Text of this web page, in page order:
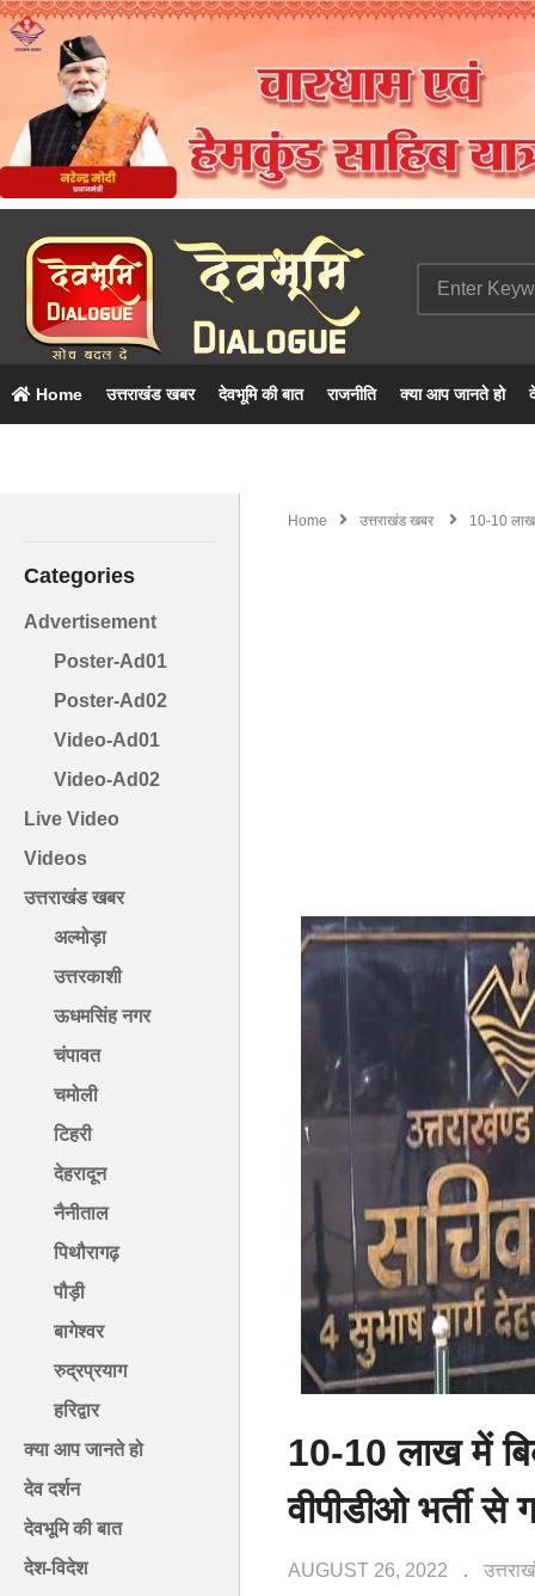
Home उत्तराखंड खबर देवभूमि की बात राजनीति क्या आप जानते हो
Categories
Advertisement
Poster-Ad01
Poster-Ad02
Video-Ad01
Video-Ad02
Live Video
Videos
उत्तराखंड खबर
अल्मोड़ा
उत्तरकाशी
ऊधमसिंह नगर
चंपावत
चमोली
टिहरी
देहरादून
नैनीताल
पिथौरागढ़
पौड़ी
बागेश्वर
रुद्रप्रयाग
हरिद्वार
क्या आप जानते हो
देव दर्शन
देवभूमि की बात
देश-विदेश
Home उत्तराखंड खबर 10-10 लाख
10-10 लाख में
वीपीडीओ भर्ती
AUGUST 26, 2022